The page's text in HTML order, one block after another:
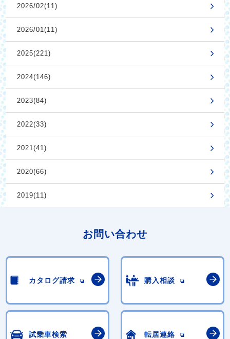
2026/02(11)
2026/01(11)
2025(221)
2024(146)
2023(84)
2022(33)
2021(41)
2020(66)
2019(11)
お問い合わせ
カタログ請求 購入相談
試乗車検索 転居連絡